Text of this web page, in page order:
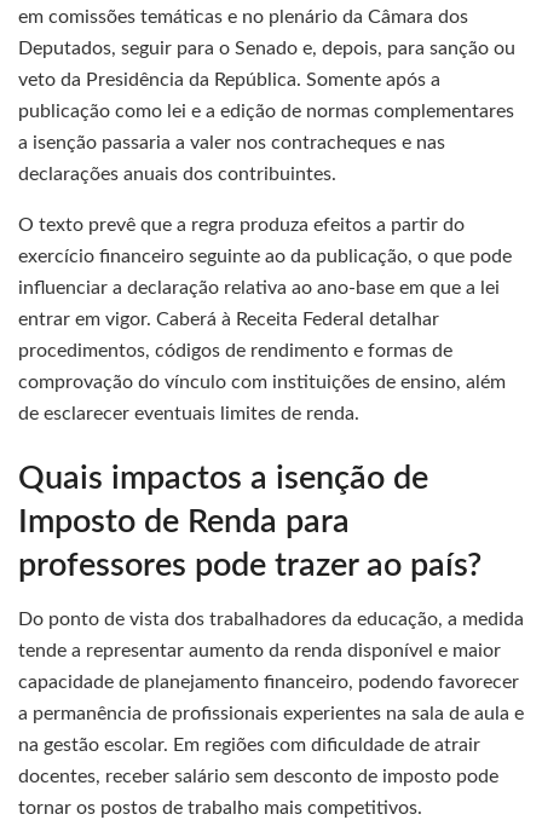
em comissões temáticas e no plenário da Câmara dos
Deputados, seguir para o Senado e, depois, para sanção ou
veto da Presidência da República. Somente após a
publicação como lei e a edição de normas complementares
a isenção passaria a valer nos contracheques e nas
declarações anuais dos contribuintes.
O texto prevê que a regra produza efeitos a partir do
exercício financeiro seguinte ao da publicação, o que pode
influenciar a declaração relativa ao ano-base em que a lei
entrar em vigor. Caberá à Receita Federal detalhar
procedimentos, códigos de rendimento e formas de
comprovação do vínculo com instituições de ensino, além
de esclarecer eventuais limites de renda.
Quais impactos a isenção de
Imposto de Renda para
professores pode trazer ao país?
Do ponto de vista dos trabalhadores da educação, a medida
tende a representar aumento da renda disponível e maior
capacidade de planejamento financeiro, podendo favorecer
a permanência de profissionais experientes na sala de aula e
na gestão escolar. Em regiões com dificuldade de atrair
docentes, receber salário sem desconto de imposto pode
tornar os postos de trabalho mais competitivos.